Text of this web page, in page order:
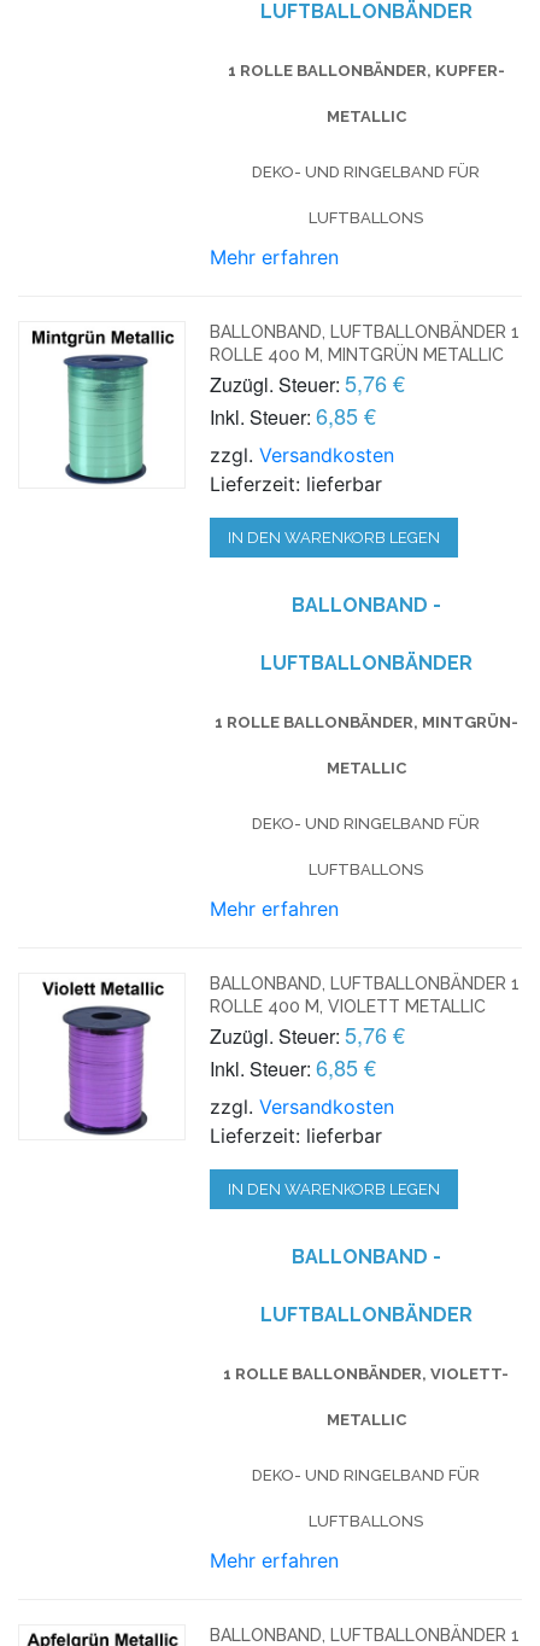
LUFTBALLONBÄNDER
1 ROLLE BALLONBÄNDER, KUPFER-
METALLIC
DEKO- UND RINGELBAND FÜR
LUFTBALLONS
Mehr erfahren
BALLONBAND, LUFTBALLONBÄNDER 1
ROLLE 400 M, MINTGRÜN METALLIC
Zuzügl. Steuer: 5,76 €
Inkl. Steuer: 6,85 €
zzgl.Versandkosten
Lieferzeit: lieferbar
IN DEN WARENKORB LEGEN
BALLONBAND -
LUFTBALLONBÄNDER
1 ROLLE BALLONBÄNDER, MINTGRÜN-
METALLIC
DEKO- UND RINGELBAND FÜR
LUFTBALLONS
Mehr erfahren
BALLONBAND, LUFTBALLONBÄNDER 1
ROLLE 400 M, VIOLETT METALLIC
Zuzügl. Steuer: 5,76 €
Inkl. Steuer: 6,85 €
zzgl.Versandkosten
Lieferzeit: lieferbar
IN DEN WARENKORB LEGEN
BALLONBAND -
LUFTBALLONBÄNDER
1 ROLLE BALLONBÄNDER, VIOLETT-
METALLIC
DEKO- UND RINGELBAND FÜR
LUFTBALLONS
Mehr erfahren
BALLONBAND, LUFTBALLONBÄNDER 1